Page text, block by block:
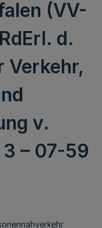
(VV-
d.
Verkehr,
v.
3 – 07-59